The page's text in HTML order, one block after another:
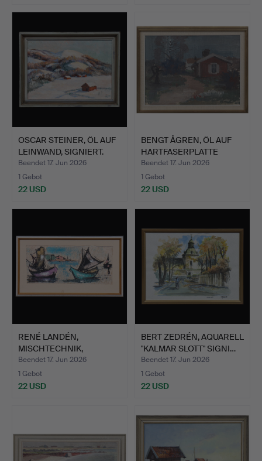
OSCAR STEINER, ÖL AUF
LEINWAND, SIGNIERT.
Beendet 17. Jun 2026
1 Gebot
22 USD
BENGT ÅGREN, ÖL AUF
HARTFASERPLATTE
"SOMMA…
Beendet 17. Jun 2026
1 Gebot
22 USD
RENÉ LANDÉN,
MISCHTECHNIK,
KOMPOSITION, SI…
Beendet 17. Jun 2026
1 Gebot
22 USD
BERT ZEDRÉN, AQUARELL
"KALMAR SLOTT" SIGNI…
Beendet 17. Jun 2026
1 Gebot
22 USD